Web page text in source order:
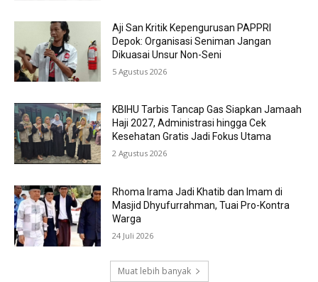
Aji San Kritik Kepengurusan PAPPRI
Depok: Organisasi Seniman Jangan
Dikuasai Unsur Non-Seni
5 Agustus 2026
KBIHU Tarbis Tancap Gas Siapkan Jamaah
Haji 2027, Administrasi hingga Cek
Kesehatan Gratis Jadi Fokus Utama
2 Agustus 2026
Rhoma Irama Jadi Khatib dan Imam di
Masjid Dhyufurrahman, Tuai Pro-Kontra
Warga
24 Juli 2026
Muat lebih banyak